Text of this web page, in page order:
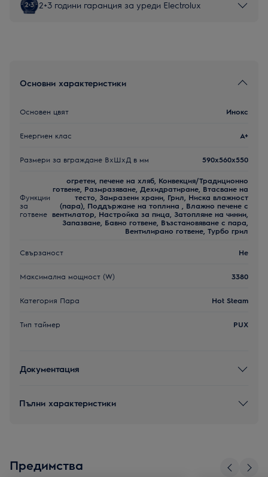
2+3 години гаранция за уреди Electrolux
Основни характеристики
Основен цвят Инокс
Енергиен клас A+
Размери за вграждане ВxШxД в мм 590x560x550
Функции
за
готвене
огретен, печене на хляб, Конвекция/Традиционно
готвене, Размразяване, Дехидратиране, Втасване на
тесто, Замразени храни, Грил, Ниска влажност
(пара), Поддържане на топлина , Влажно печене с
вентилатор, Настройка за пица, Затопляне на чинии,
Запазване, Бавно готвене, Възстановяване с пара,
Вентилирано готвене, Турбо грил
Свързаност Не
Максимална мощност (W) 3380
Категория Пара Hot Steam
Тип таймер PUX
Документация
Пълни характеристики
Предимства